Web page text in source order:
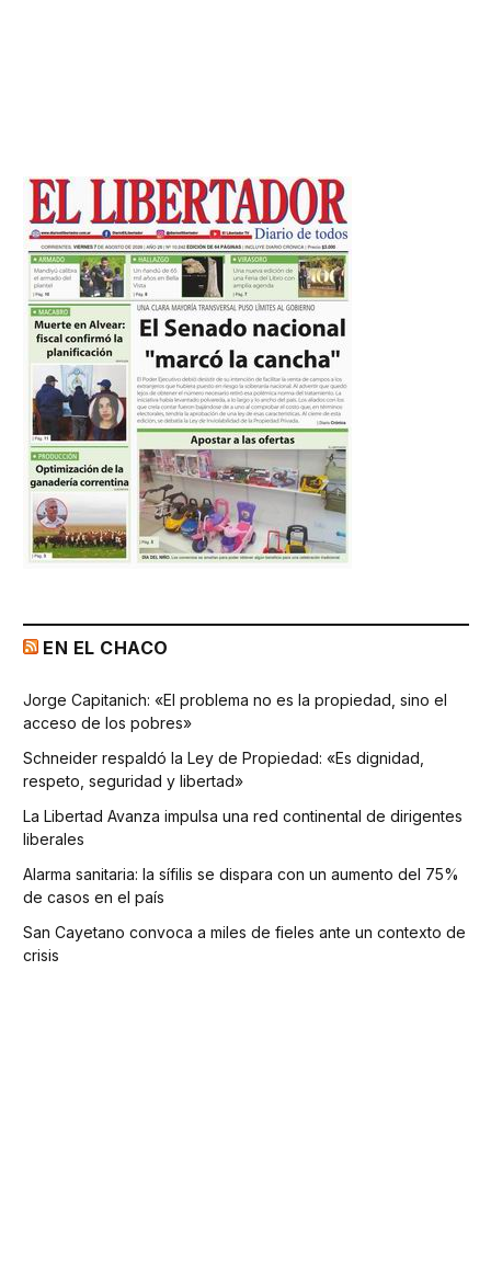
EN EL CHACO
Jorge Capitanich: «El problema no es la propiedad, sino el
acceso de los pobres»
Schneider respaldó la Ley de Propiedad: «Es dignidad,
respeto, seguridad y libertad»
La Libertad Avanza impulsa una red continental de dirigentes
liberales
Alarma sanitaria: la sífilis se dispara con un aumento del 75%
de casos en el país
San Cayetano convoca a miles de fieles ante un contexto de
crisis